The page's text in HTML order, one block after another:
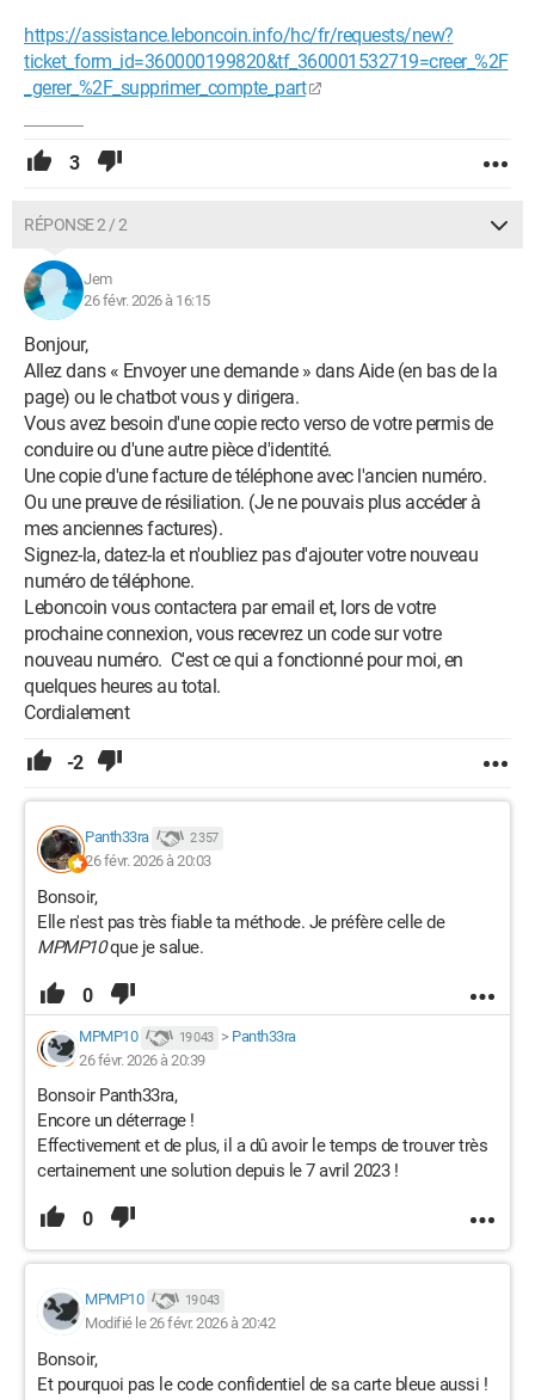
https://assistance.leboncoin.info/hc/fr/requests/new?
ticket_form_id=360000199820&tf_360001532719=creer_%2F
_gerer_%2F_supprimer_compte_part
3
RÉPONSE 2 / 2
Jem
26 févr. 2026 à 16:15
Bonjour,
Allez dans « Envoyer une demande » dans Aide (en bas de la
page) ou le chatbot vous y dirigera.
Vous avez besoin d'une copie recto verso de votre permis de
conduire ou d'une autre pièce d'identité.
Une copie d'une facture de téléphone avec l'ancien numéro.
Ou une preuve de résiliation. (Je ne pouvais plus accéder à
mes anciennes factures).
Signez-la, datez-la et n'oubliez pas d'ajouter votre nouveau
numéro de téléphone.
Leboncoin vous contactera par email et, lors de votre
prochaine connexion, vous recevrez un code sur votre
nouveau numéro. C'est ce qui a fonctionné pour moi, en
quelques heures au total.
Cordialement
-2
Panth33ra 2 357
26 févr. 2026 à 20:03
Bonsoir,
Elle n'est pas très fiable ta méthode. Je préfère celle de
MPMP10que je salue.
0
MPMP10 19 043 > Panth33ra
26 févr. 2026 à 20:39
Bonsoir Panth33ra,
Encore un déterrage !
Effectivement et de plus, il a dû avoir le temps de trouver très
certainement une solution depuis le 7 avril 2023 !
0
MPMP10 19 043
Modifié le 26 févr. 2026 à 20:42
Bonsoir,
Et pourquoi pas le code confidentiel de sa carte bleue aussi !